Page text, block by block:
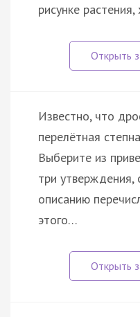
рисунке
Известно, что
перелётная
Выберите из
три утверждения,
описанию
этого…